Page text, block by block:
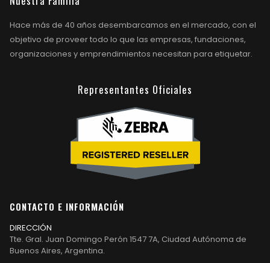
Hace más de 40 años desembarcamos en el mercado, con el
objetivo de proveer todo lo que las empresas, fundaciones,
organizaciones y emprendimientos necesitan para etiquetar.
Representantes Oficiales
CONTACTO E INFORMACIÓN
DIRECCIÓN
Tte. Gral. Juan Domingo Perón 1547 7A, Ciudad Autónoma de
Buenos Aires, Argentina.